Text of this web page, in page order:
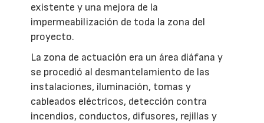
existente y una mejora de la
impermeabilización de toda la zona del
proyecto.
La zona de actuación era un área diáfana y
se procedió al desmantelamiento de las
instalaciones, iluminación, tomas y
cableados eléctricos, detección contra
incendios, conductos, difusores, rejillas y